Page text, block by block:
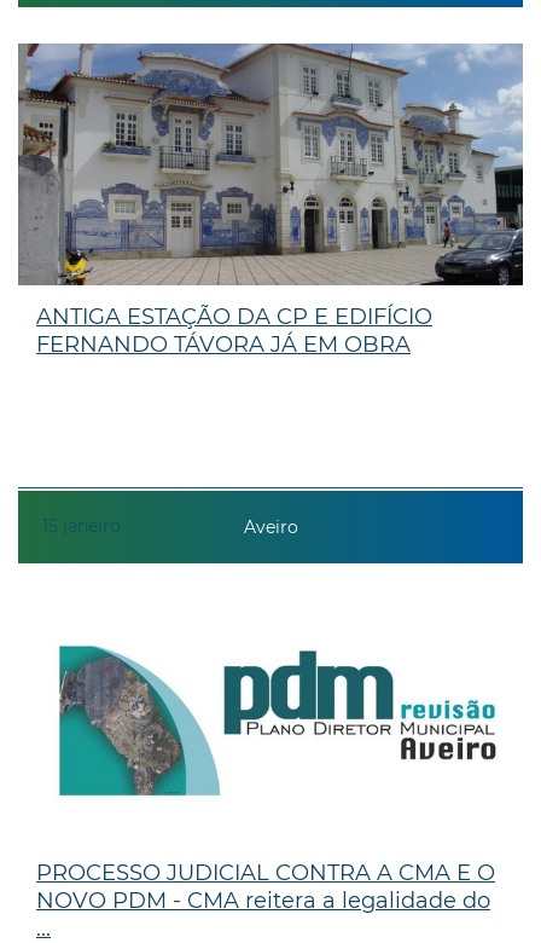
15 janeiro
ANTIGA ESTAÇÃO DA CP E EDIFÍCIO
FERNANDO TÁVORA JÁ EM OBRA
Aveiro
PROCESSO JUDICIAL CONTRA A CMA E O
NOVO PDM - CMA reitera a legalidade do
...